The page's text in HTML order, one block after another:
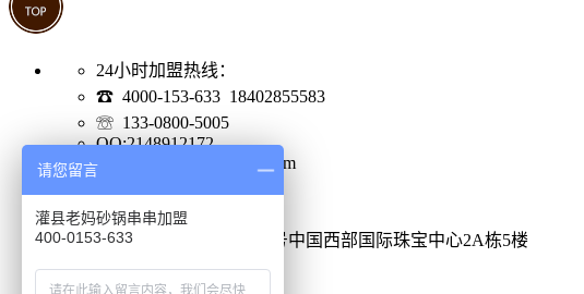
24小时加盟热线：
☎ 4000-153-633 18402855583
☏ 133-0800-5005
QQ:2148912172
Email:2148912172@qq.com
加盟地址
成都市金牛区蜀西路52号中国西部国际珠宝中心2A栋5楼
请您留言
灌县老妈砂锅串串加盟
400-0153-633